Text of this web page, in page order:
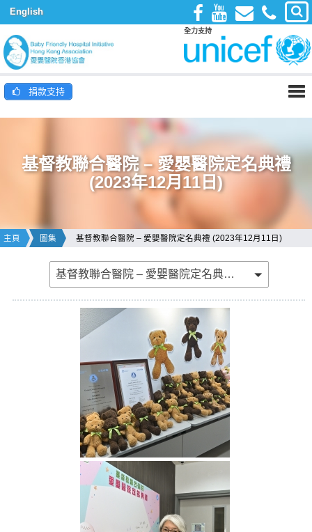
English
全力支持
捐款支持
基督教聯合醫院 – 愛嬰醫院定名典禮
(2023年12月11日)
主頁 圖集 基督教聯合醫院 – 愛嬰醫院定名典禮 (2023年12月11日)
基督教聯合醫院 – 愛嬰醫院定名典禮 (2023年12月11日)